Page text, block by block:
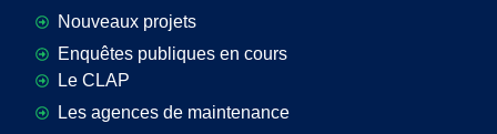
Nouveaux projets
Enquêtes publiques en cours
Le CLAP
Les agences de maintenance